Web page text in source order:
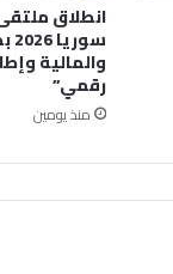
انطلاق
رقمي”
منذ يومين